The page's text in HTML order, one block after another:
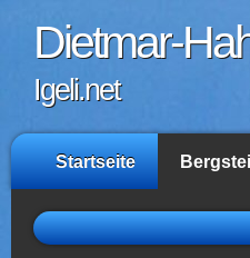
Dietmar-
Igeli.net
Startseite